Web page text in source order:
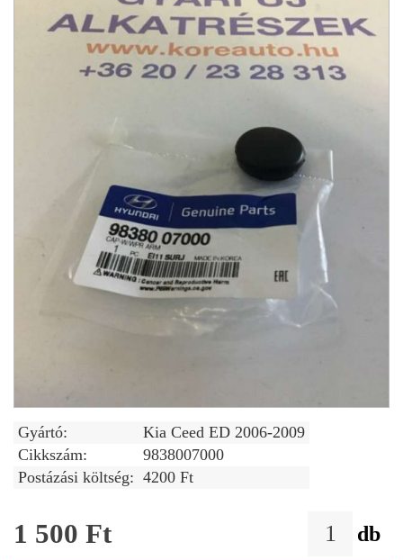
Gyártó:
Kia Ceed ED 2006-2009
Cikkszám:
9838007000
Postázási költség: 4200 Ft
1 500 Ft db